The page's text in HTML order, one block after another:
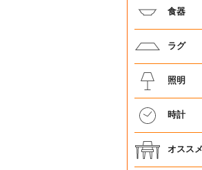
食器
ラグ
照明
時計
オスス